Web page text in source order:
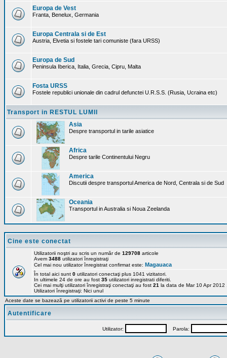
Europa de Vest
Franta, Benelux, Germania
Europa Centrala si de Est
Austria, Elvetia si fostele tari comuniste (fara URSS)
Europa de Sud
Peninsula Iberica, Italia, Grecia, Cipru, Malta
Fosta URSS
Fostele republici unionale din cadrul defunctei U.R.S.S. (Rusia, Ucraina etc)
Transport in RESTUL LUMII
Asia
Despre transportul in tarile asiatice
Africa
Despre tarile Continentului Negru
America
Discutii despre transportul America de Nord, Centrala si de Sud
Oceania
Transportul in Australia si Noua Zeelanda
Cine este conectat
Utilizatorii noştri au scris un număr de 129708 articole
Avem 3488 utilizatori înregistraţi
Cel mai nou utilizator înregistrat confirmat este: Magauaca
În total aici sunt 0 utilizatori conectaţi plus 1041 vizitatori.
In ultimele 24 de ore au fost 35 utilizatori inregistrati diferiti.
Cei mai mulţi utilizatori înregistraţi conectaţi au fost 21 la data de Mar 10 Apr 2012
Utilizatori înregistraţi: Nici unul
Aceste date se bazează pe utilizatorii activi de peste 5 minute
Autentificare
Utilizator: Parola: